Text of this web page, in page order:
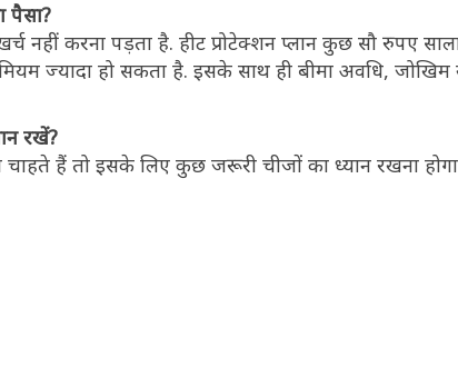
पैसा?
नहीं करना पड़ता है. हीट प्रोटेक्शन प्लान कुछ सौ रुपए
ज्यादा हो सकता है. इसके साथ ही बीमा अवधि,
रखें?
चाहते हैं तो इसके लिए कुछ जरूरी चीजों का ध्यान रखना